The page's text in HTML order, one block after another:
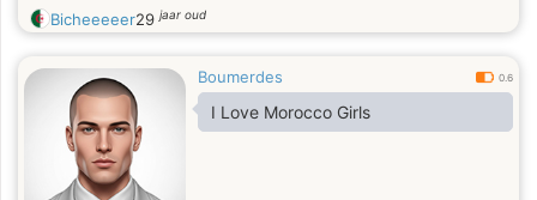
Bicheeeeer29jaar oud
Boumerdes 0.6
I Love Morocco Girls